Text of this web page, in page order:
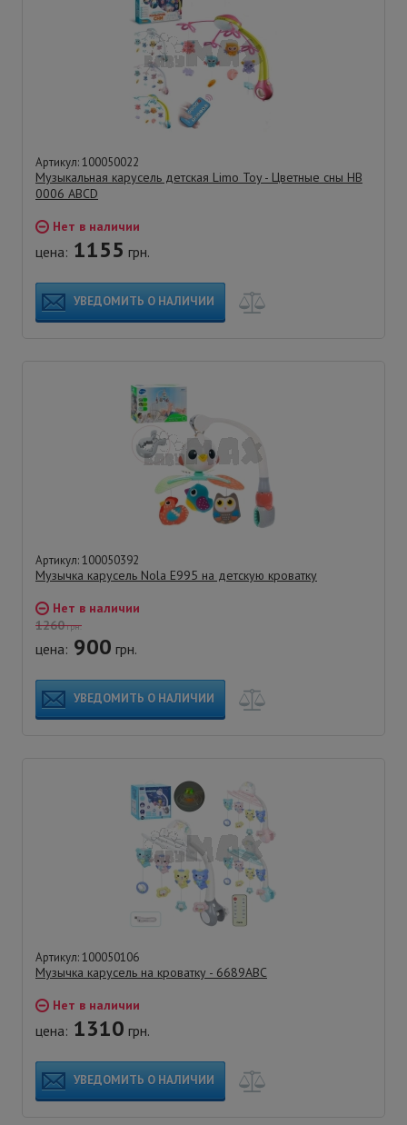
Артикул: 100050022
Музыкальная карусель детская Limo Toy - Цветные сны HB
0006 ABCD
Нет в наличии
цена: 1155 грн.
УВЕДОМИТЬ О НАЛИЧИИ
Артикул: 100050392
Музычка карусель Nola E995 на детскую кроватку
Нет в наличии
1260грн.
цена: 900 грн.
УВЕДОМИТЬ О НАЛИЧИИ
Артикул: 100050106
Музычка карусель на кроватку - 6689ABC
Нет в наличии
цена: 1310 грн.
УВЕДОМИТЬ О НАЛИЧИИ